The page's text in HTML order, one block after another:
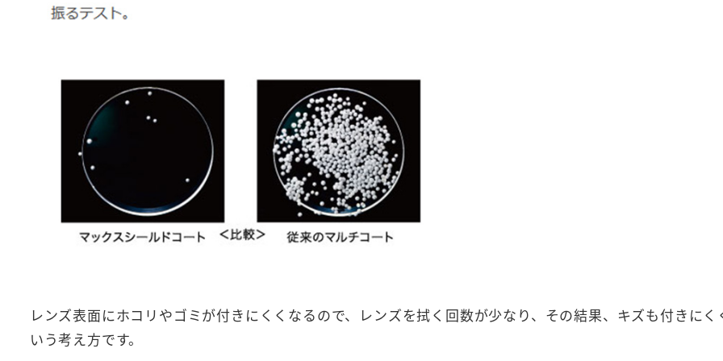
レンズ表面にホコリやゴミが付きにくくなるので、レンズを拭く回数が少なり、その結果、キズも付きにく
いう考え方です。